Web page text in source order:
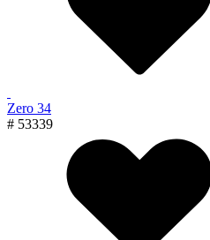
Zero 34
# 53339